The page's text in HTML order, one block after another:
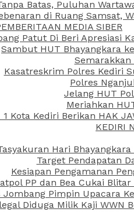
Batas, Puluhan
di Ruang Samsat,
MEDIA SIBER
Patut Di Beri Apresiasi
Sambut HUT Bhayangkara
Semarakkan
Kasatreskrim Polres Kediri
Polres
Jelang HUT
Meriahkan
Kota Kediri Berikan HAK
KEDIRI
Hari
Target Pendapatan
Kesiapan Pengamanan
PP dan Bea Cukai
Jombang Pimpin Upacara
Diduga Milik Kaji WWN